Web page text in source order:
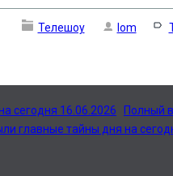
Телешоу lom
сегодня 16.06.2026
Полный
главные тайны дня на